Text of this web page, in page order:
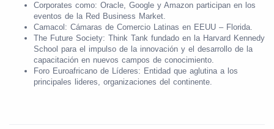
Corporates como: Oracle, Google y Amazon participan en los
eventos de la Red Business Market.
Camacol: Cámaras de Comercio Latinas en EEUU – Florida.
The Future Society: Think Tank fundado en la Harvard Kennedy
School para el impulso de la innovación y el desarrollo de la
capacitación en nuevos campos de conocimiento.
Foro Euroafricano de Líderes: Entidad que aglutina a los
principales lideres, organizaciones del continente.